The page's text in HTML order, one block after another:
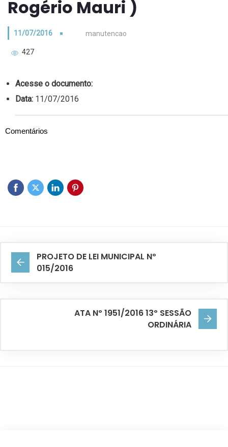
Rogério Mauri )
11/07/2016 manutencao
427
Acesse o documento:
Data: 11/07/2016
Comentários
PROJETO DE LEI MUNICIPAL Nº
015/2016
ATA Nº 1951/2016 13º SESSÃO
ORDINÁRIA